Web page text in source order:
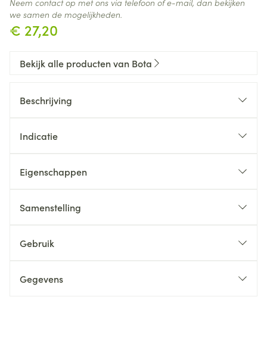
€ 27,20
Neem contact op met ons via telefoon of e-mail, dan bekijken
we samen de mogelijkheden.
Bekijk alle producten van Bota
Beschrijving
Indicatie
Eigenschappen
Samenstelling
Gebruik
Gegevens